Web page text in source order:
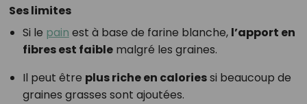
Ses limites
Si le pain est à base de farine blanche, l’apport en
fibres est faiblemalgré les graines.
Il peut être plus riche en caloriessi beaucoup de
graines grasses sont ajoutées.